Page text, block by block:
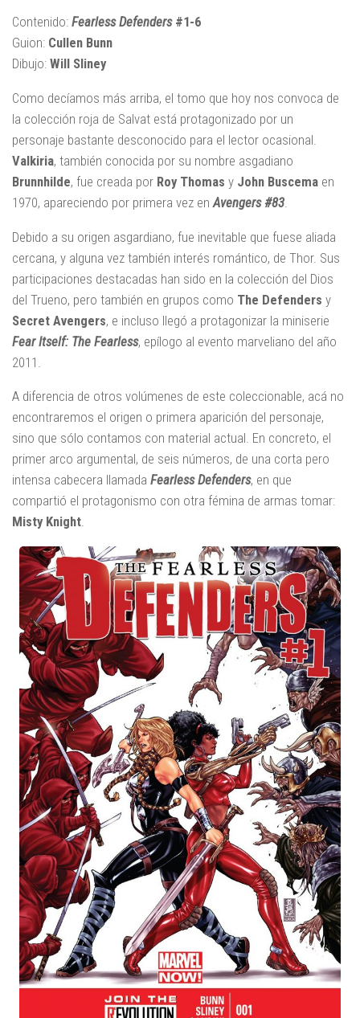
Contenido: Fearless Defenders#1-6
Guion: Cullen Bunn
Dibujo: Will Sliney
Como decíamos más arriba, el tomo que hoy nos convoca de
la colección roja de Salvat está protagonizado por un
personaje bastante desconocido para el lector ocasional.
Valkiria, también conocida por su nombre asgadiano
Brunnhilde, fue creada por Roy Thomas y John Buscema en
1970, apareciendo por primera vez en Avengers #83
Debido a su origen asgardiano, fue inevitable que fuese aliada
cercana, y alguna vez también interés romántico, de Thor. Sus
participaciones destacadas han sido en la colección del Dios
del Trueno, pero también en grupos como The Defenders y
Secret Avengers, e incluso llegó a protagonizar la miniserie
Fear Itself: The Fearless, epílogo al evento marveliano del año
2011.
A diferencia de otros volúmenes de este coleccionable, acá no
encontraremos el origen o primera aparición del personaje,
sino que sólo contamos con material actual. En concreto, el
primer arco argumental, de seis números, de una corta pero
intensa cabecera llamada Fearless Defenders, en que
compartió el protagonismo con otra fémina de armas tomar:
Misty Knight.